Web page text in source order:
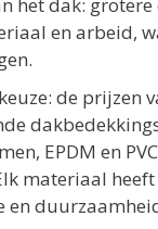
en arbeid,
de prijzen
EPDM en
materiaal
en